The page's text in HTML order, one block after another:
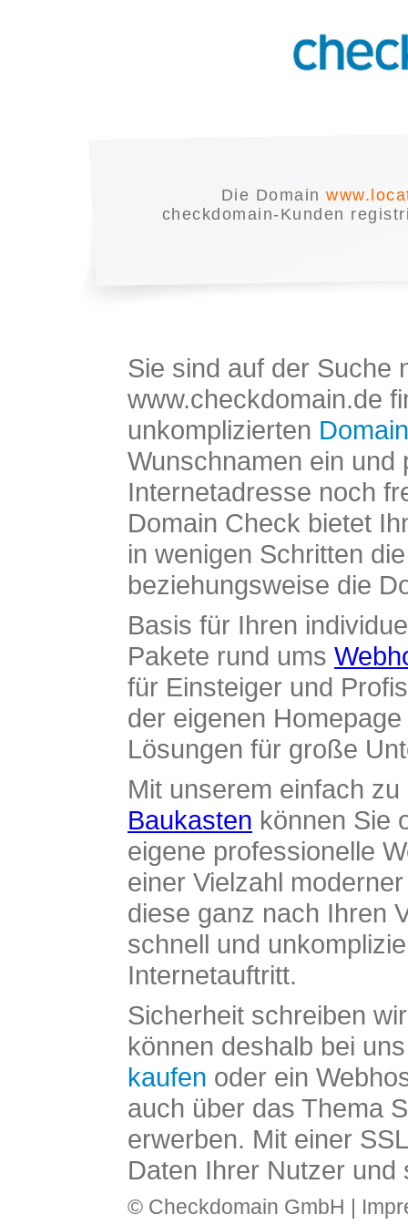
Die Domain
checkdomain-Kunden
Sie sind auf der Suche
www.checkdomain.de
unkomplizierten
Wunschnamen ein und
Internetadresse noch
Domain Check bietet
in wenigen Schritten
beziehungsweise die
Basis für Ihren
Pakete rund ums
für Einsteiger und
der eigenen
Lösungen für große
Mit unserem einfach
Baukasten können Sie
eigene professionelle
einer Vielzahl
diese ganz nach Ihren
schnell und
Internetauftritt.
Sicherheit schreiben
können deshalb bei
kaufen oder ein
auch über das Thema
erwerben. Mit einer
Daten Ihrer Nutzer und
© Checkdomain GmbH |